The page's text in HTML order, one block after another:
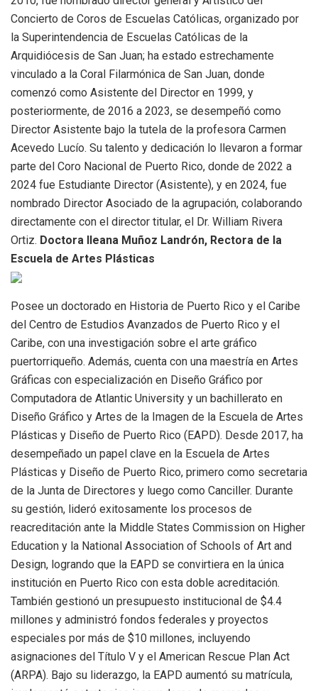
Concierto de Coros de Escuelas Católicas, organizado por
la Superintendencia de Escuelas Católicas de la
Arquidiócesis de San Juan; ha estado estrechamente
vinculado a la Coral Filarmónica de San Juan, donde
comenzó como Asistente del Director en 1999, y
posteriormente, de 2016 a 2023, se desempeñó como
Director Asistente bajo la tutela de la profesora Carmen
Acevedo Lucío. Su talento y dedicación lo llevaron a formar
parte del Coro Nacional de Puerto Rico, donde de 2022 a
2024 fue Estudiante Director (Asistente), y en 2024, fue
nombrado Director Asociado de la agrupación, colaborando
directamente con el director titular, el Dr. William Rivera
Ortiz. Doctora Ileana Muñoz Landrón, Rectora de la
Escuela de Artes Plásticas
Posee un doctorado en Historia de Puerto Rico y el Caribe
del Centro de Estudios Avanzados de Puerto Rico y el
Caribe, con una investigación sobre el arte gráfico
puertorriqueño. Además, cuenta con una maestría en Artes
Gráficas con especialización en Diseño Gráfico por
Computadora de Atlantic University y un bachillerato en
Diseño Gráfico y Artes de la Imagen de la Escuela de Artes
Plásticas y Diseño de Puerto Rico (EAPD). Desde 2017, ha
desempeñado un papel clave en la Escuela de Artes
Plásticas y Diseño de Puerto Rico, primero como secretaria
de la Junta de Directores y luego como Canciller. Durante
su gestión, lideró exitosamente los procesos de
reacreditación ante la Middle States Commission on Higher
Education y la National Association of Schools of Art and
Design, logrando que la EAPD se convirtiera en la única
institución en Puerto Rico con esta doble acreditación.
También gestionó un presupuesto institucional de $4.4
millones y administró fondos federales y proyectos
especiales por más de $10 millones, incluyendo
asignaciones del Título V y el American Rescue Plan Act
(ARPA). Bajo su liderazgo, la EAPD aumentó su matrícula,